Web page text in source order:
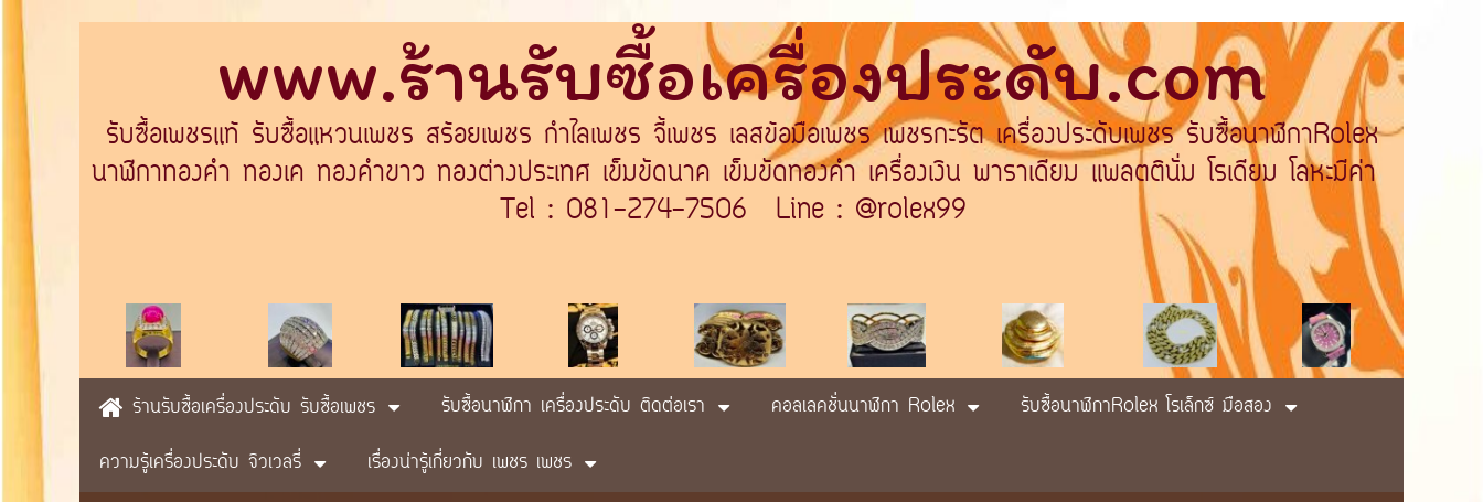
www.ร้านรับซื้อเครื่องประดับ.com
รับซื้อเพชรแท้ รับซื้อแหวนเพชร สร้อยเพชร กำไลเพชร จี้เพชร เลสข้อมือเพชร เพชรกะรัต เครื่องประดับเพชร รับซื้อนาฬิกาRolex
นาฬิกาทองคำ ทองเค ทองคำขาว ทองต่างประเทศ เข็มขัดนาค เข็มขัดทองคำ เครื่องเงิน พาราเดียม แพลตตินั่ม โรเดียม โลหะมีค่า
Tel : 081-274-7506 Line : @rolex99
ร้านรับซื้อเครื่องประดับ รับซื้อเพชร รับซื้อนาฬิกา เครื่องประดับ ติดต่อเรา คอลเลคชั่นนาฬิกา Rolex
รับซื้อนาฬิกาRolex โรเล็กซ์ มือสอง
ความรู้เครื่องประดับ จิวเวลรี่
เรื่องน่ารู้เกี่ยวกับ เพชร เพชร